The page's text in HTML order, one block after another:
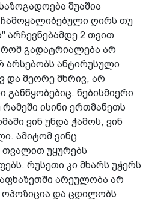
შუაშია
ღირს თუ
არჩევნებამდე 2 თვით
რომ გადატრიალება არ
არსებობს ანტირუსული
და მეორე მხრივ, არ
ნებისმიერი
ისინი ერთმანეთს
ვინ უნდა ჭამოს, ვინ
ამიტომ ვინც
თვალით უყურებს
რუსეთი კი მხარს უჭერს
არეულობა არ
ოპოზიცია და ცდილობს